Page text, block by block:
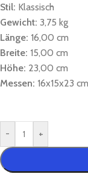
Stil: Klassisch
Gewicht: 3,75 kg
Länge: 16,00 cm
Breite: 15,00 cm
Höhe: 23,00 cm
Messen: 16x15x23 cm
- +